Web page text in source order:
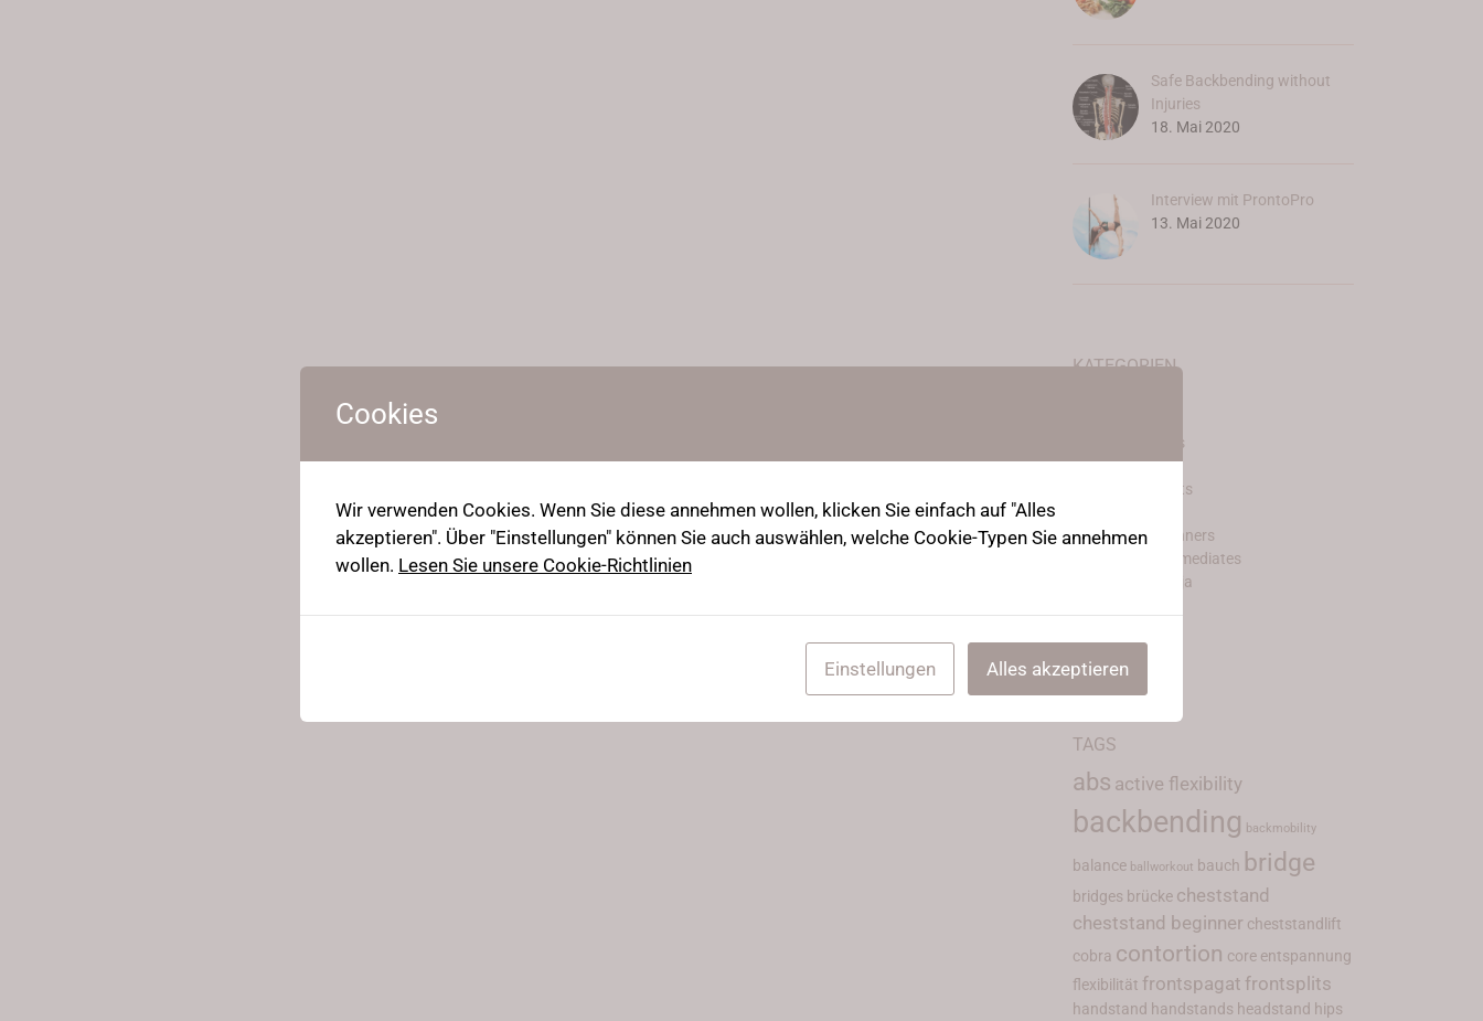
Safe Backbending without
Injuries
18. Mai 2020
Interview mit ProntoPro
13. Mai 2020
KATEGORIEN
Contortion Infos
Legs
my own thoughts
Stretching Beginners
Stretching Intermediates
Strong flexy Ninja
TAGS
abs active flexibility
backbending backmobility
balance ballworkout bauch bridge
bridges brücke cheststand
cheststand beginner cheststandlift
cobra contortion core entspannung
flexibilität frontspagat frontsplits
handstand handstands headstand hips
Cookies
Wir verwenden Cookies. Wenn Sie diese annehmen wollen, klicken Sie einfach auf "Alles
akzeptieren". Über "Einstellungen" können Sie auch auswählen, welche Cookie-Typen Sie annehmen
wollen. Lesen Sie unsere Cookie-Richtlinien
Einstellungen Alles akzeptieren